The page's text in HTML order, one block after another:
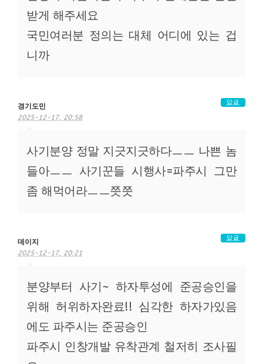
받게 해주세요
국민여러분 정의는 대체 어디에 있는 겁
니까
경기도민
2025-12-17, 20:58
사기분양 정말 지긋지긋하다ㅡㅡ 나쁜 놈
들아ㅡㅡ 사기꾼들 시행사=파주시 그만
좀 해먹어라ㅡㅡ쯧쯧
답글
데이지
2025-12-17, 20:21
분양부터 사기~ 하자투성에 준공승인을
위해 허위하자완료!! 심각한 하자가있음
에도 파주시는 준공승인
파주시 인창개발 유착관계 철저히 조사필
답글